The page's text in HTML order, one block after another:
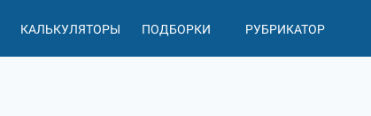
КАЛЬКУЛЯТОРЫ ПОДБОРКИ РУБРИКАТОР